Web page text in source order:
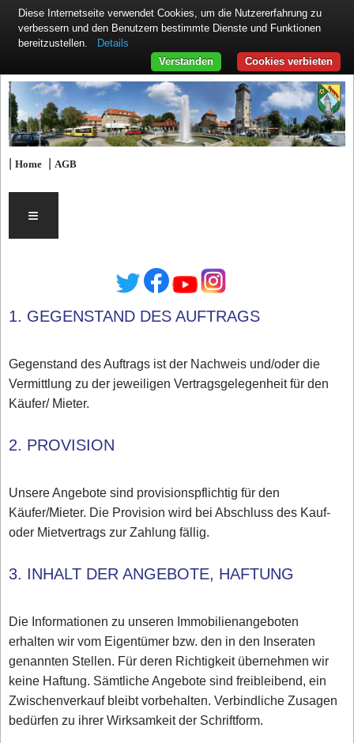
|Home |AGB
≡
1. GEGENSTAND DES AUFTRAGS
Gegenstand des Auftrags ist der Nachweis und/oder die
Vermittlung zu der jeweiligen Vertragsgelegenheit für den
Käufer/ Mieter.
2. PROVISION
Unsere Angebote sind provisionspflichtig für den
Käufer/Mieter. Die Provision wird bei Abschluss des Kauf-
oder Mietvertrags zur Zahlung fällig.
3. INHALT DER ANGEBOTE, HAFTUNG
Die Informationen zu unseren Immobilienangeboten
erhalten wir vom Eigentümer bzw. den in den Inseraten
genannten Stellen. Für deren Richtigkeit übernehmen wir
keine Haftung. Sämtliche Angebote sind freibleibend, ein
Zwischenverkauf bleibt vorbehalten. Verbindliche Zusagen
bedürfen zu ihrer Wirksamkeit der Schriftform.
Diese Internetseite verwendet Cookies, um die Nutzererfahrung zu
verbessern und den Benutzern bestimmte Dienste und Funktionen
bereitzustellen.
Details
Cookies verbieten
Verstanden